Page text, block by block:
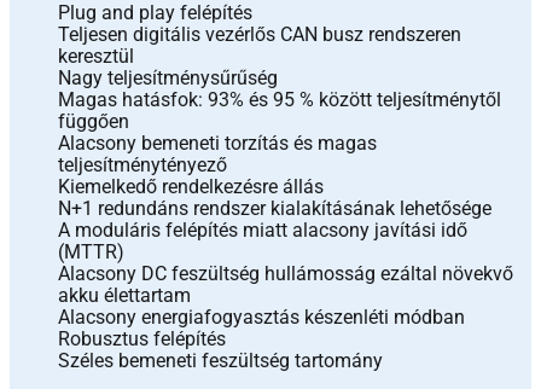
Plug and play felépítés
Teljesen digitális vezérlős CAN busz rendszeren
keresztül
Nagy teljesítménysűrűség
Magas hatásfok: 93% és 95 % között teljesítménytől
függően
Alacsony bemeneti torzítás és magas
teljesítménytényező
Kiemelkedő rendelkezésre állás
N+1 redundáns rendszer kialakításának lehetősége
A moduláris felépítés miatt alacsony javítási idő
(MTTR)
Alacsony DC feszültség hullámosság ezáltal növekvő
akku élettartam
Alacsony energiafogyasztás készenléti módban
Robusztus felépítés
Széles bemeneti feszültség tartomány